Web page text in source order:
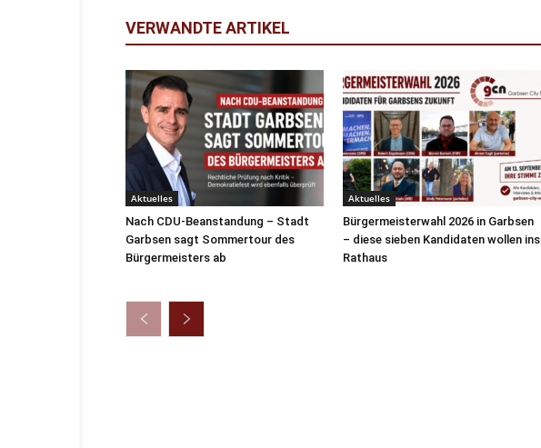
VERWANDTE ARTIKEL
Aktuelles
Nach CDU-Beanstandung – Stadt
Garbsen sagt Sommertour des
Bürgermeisters ab
Aktuelles
Bürgermeisterwahl 2026 in Garbsen
– diese sieben Kandidaten wollen ins
Rathaus